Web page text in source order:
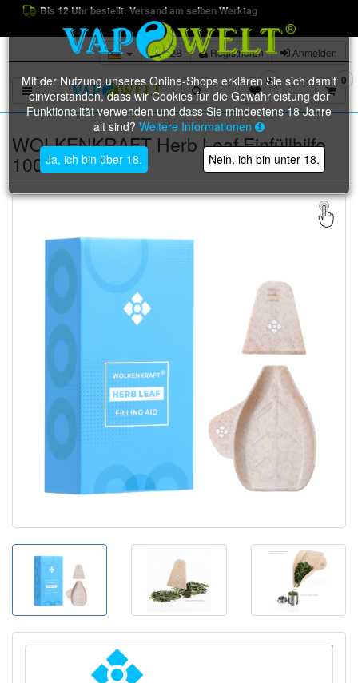
Bis 12 Uhr bestellt: Versand am selben Werktag
B2B Registrieren Anmelden
Toggle navigation
0 0
Mit der Nutzung unseres Online-Shops erklären Sie sich damit
einverstanden, dass wir Cookies für die Gewährleistung der
Funktionalität verwenden und dass Sie mindestens 18 Jahre
alt sind? Weitere Informationen
Ja, ich bin über 18. Nein, ich bin unter 18.
WOLKENKRAFT Herb Leaf Einfüllhilfe
100% Natur!